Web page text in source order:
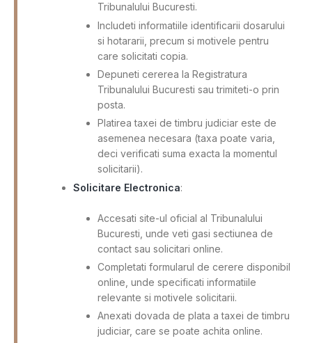
Tribunalului Bucuresti.
Includeti informatiile identificarii dosarului
si hotararii, precum si motivele pentru
care solicitati copia.
Depuneti cererea la Registratura
Tribunalului Bucuresti sau trimiteti-o prin
posta.
Platirea taxei de timbru judiciar este de
asemenea necesara (taxa poate varia,
deci verificati suma exacta la momentul
solicitarii).
Solicitare Electronica:
Accesati site-ul oficial al Tribunalului
Bucuresti, unde veti gasi sectiunea de
contact sau solicitari online.
Completati formularul de cerere disponibil
online, unde specificati informatiile
relevante si motivele solicitarii.
Anexati dovada de plata a taxei de timbru
judiciar, care se poate achita online.